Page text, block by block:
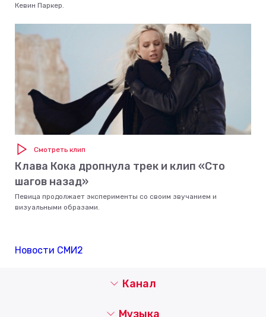
Кевин Паркер.
Смотреть клип
Клава Кока дропнула трек и клип «Сто
шагов назад»
Певица продолжает эксперименты со своим звучанием и
визуальными образами.
Новости СМИ2
Канал
Музыка